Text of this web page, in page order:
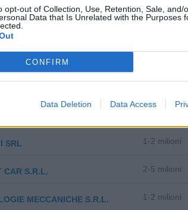
opt-out of Collection, Use, Retention, Sale, and/
Data that Is Unrelated with the Purposes
CONFIRM
Data Deletion Data Access
AUTOTRASPORTI SRL
5-10 milioni
ANVERSANA
0-1 milioni
SRL 1-2 milioni
CAR S.R.L. 2-5 milioni
MECCANICHE S.R.L. 1-2 milioni